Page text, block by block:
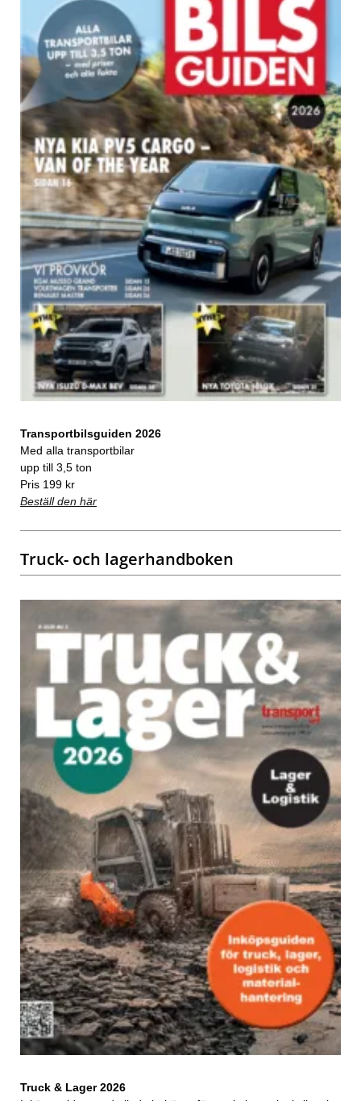
Transportbilsguiden 2026
Med alla transportbilar
upp till 3,5 ton
Pris 199 kr
Beställ den här
Truck- och lagerhandboken
Truck & Lager 2026